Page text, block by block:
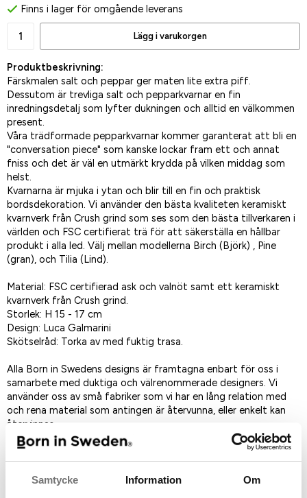
Samtycke Information Om
Finns i lager för omgående leverans
Lägg i varukorgen
Produktbeskrivning:
Färskmalen salt och peppar ger maten lite extra piff.
Dessutom är trevliga salt och pepparkvarnar en fin
inredningsdetalj som lyfter dukningen och alltid en välkommen
present.
Våra trädformade pepparkvarnar kommer garanterat att bli en
"conversation piece" som kanske lockar fram ett och annat
fniss och det är väl en utmärkt krydda på vilken middag som
helst.
Kvarnarna är mjuka i ytan och blir till en fin och praktisk
bordsdekoration. Vi använder den bästa kvaliteten keramiskt
kvarnverk från Crush grind som ses som den bästa tillverkaren i
världen och FSC certifierat trä för att säkerställa en hållbar
produkt i alla led. Välj mellan modellerna Birch (Björk) , Pine
(gran), och Tilia (Lind).
Material: FSC certifierad ask och valnöt samt ett keramiskt
kvarnverk från Crush grind.
Storlek: H 15 - 17 cm
Design: Luca Galmarini
Skötselråd: Torka av med fuktig trasa.
Alla Born in Swedens designs är framtagna enbart för oss i
samarbete med duktiga och välrenommerade designers. Vi
använder oss av små fabriker som vi har en lång relation med
och rena material som antingen är återvunna, eller enkelt kan
återvinnas.
Spara som favorit